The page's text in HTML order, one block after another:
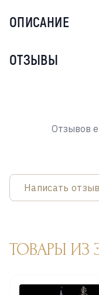
ОПИСАНИЕ
ОТЗЫВЫ
Отзывов
Написать отзыв
ТОВАРЫ ИЗ